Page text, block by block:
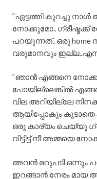
“ഏട്ടത്തി കുറച്ചു
നോക്കുമോ.. ഗ്രീഷ്മക്ക്
പറയുന്നത്.. ഒരു home
വരുമാനവും
“ഞാൻ എങ്ങനെ
പോയില്ലെങ്കിൽ
വില അറിയില്ലേ
ആയിപ്പോകും കൂടാതെ
ഒരു കാര്യം ചെയ്യൂ
വിട്ടിട്ട് നീ അമ്മയെ
അവൻ മറുപടി ഒന്നും
ഇറങ്ങാൻ നേരം മായ